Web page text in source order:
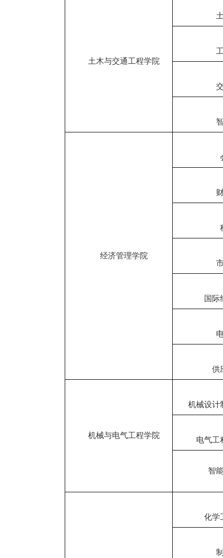
土木与交通工程学院
经济管理学院
国际
供
机械与电气工程学院
机械设计
电气工
智
化学